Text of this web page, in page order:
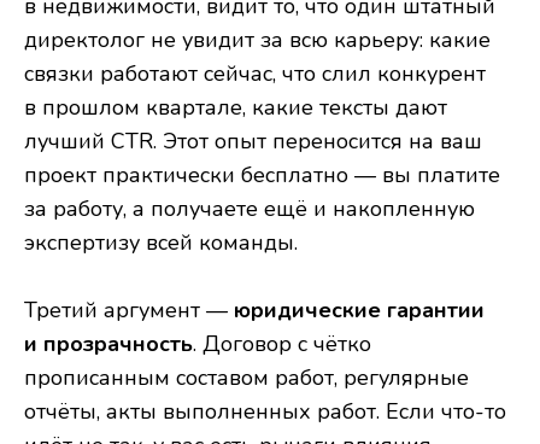
в недвижимости, видит то, что один штатный
директолог не увидит за всю карьеру: какие
связки работают сейчас, что слил конкурент
в прошлом квартале, какие тексты дают
лучший CTR. Этот опыт переносится на ваш
проект практически бесплатно — вы платите
за работу, а получаете ещё и накопленную
экспертизу всей команды.
Третий аргумент — юридические гарантии
и прозрачность. Договор с чётко
прописанным составом работ, регулярные
отчёты, акты выполненных работ. Если что-то